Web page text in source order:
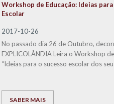
Workshop de Educação: Ideias
Escolar
2017-10-26
No passado dia 26 de Outubro,
EXPLICOLÂNDIA Leira o Workshop
“Ideias para o sucesso escolar dos
SABER MAIS